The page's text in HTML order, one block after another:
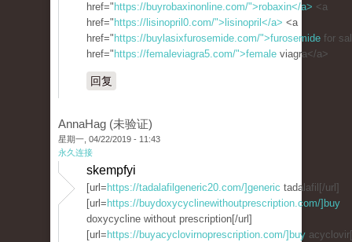
href=" https://buyrobaxinonline.com/">robaxin</a> <a
href=" https://lisinopril0.com/">lisinopril</a> <a
href=" https://buylasixfurosemide.com/">furosemide for
href=" https://femaleviagra5.com/">female viagra</a>
回复
AnnaHag (未验证)
星期一, 04/22/2019 - 11:43
永久连接
skempfyi
[url= https://tadalafilgeneric20.com/]generic tadalafil[/url]
[url= https://buydoxycyclinewithoutprescription.com/]buy
doxycycline without prescription[/url]
[url= https://buyacyclovirnoprescription.com/]buy